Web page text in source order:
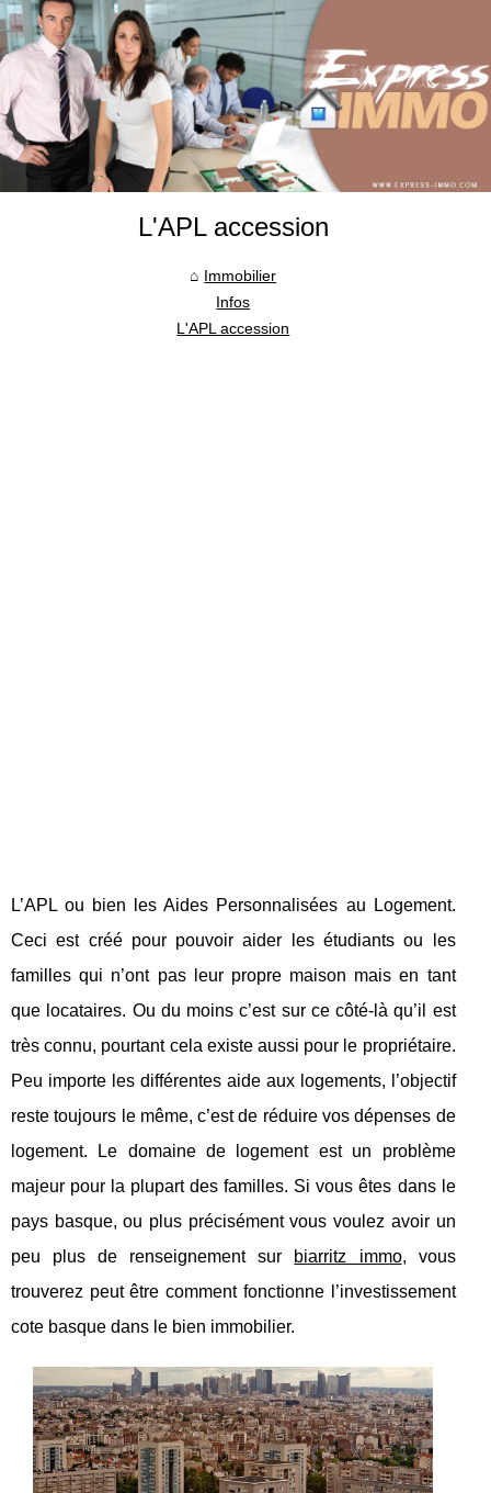
L'APL accession
Immobilier
Infos
L'APL accession
L’APL ou bien les Aides Personnalisées au Logement.
Ceci est créé pour pouvoir aider les étudiants ou les
familles qui n’ont pas leur propre maison mais en tant
que locataires. Ou du moins c’est sur ce côté-là qu’il est
très connu, pourtant cela existe aussi pour le propriétaire.
Peu importe les différentes aide aux logements, l’objectif
reste toujours le même, c’est de réduire vos dépenses de
logement. Le domaine de logement est un problème
majeur pour la plupart des familles. Si vous êtes dans le
pays basque, ou plus précisément vous voulez avoir un
peu plus de renseignement sur biarritz immo, vous
trouverez peut être comment fonctionne l’investissement
cote basque dans le bien immobilier.